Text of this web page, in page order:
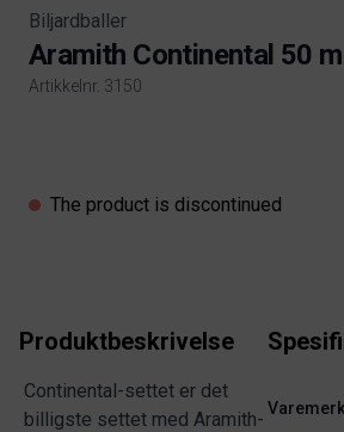
Biljardballer
Aramith Continental 50
Artikkelnr. 3150
The product is discontinued
Produktbeskrivelse
Continental-settet er det
billigste settet med Aramith-